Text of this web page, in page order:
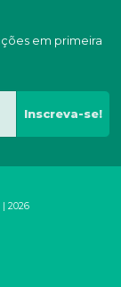
em primeira
Inscreva-se!
2026